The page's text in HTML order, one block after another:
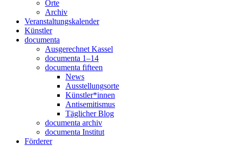
Orte
Archiv
Veranstaltungskalender
Künstler
documenta
Ausgerechnet Kassel
documenta 1–14
documenta fifteen
News
Ausstellungsorte
Künstler*innen
Antisemitismus
Täglicher Blog
documenta archiv
documenta Institut
Förderer